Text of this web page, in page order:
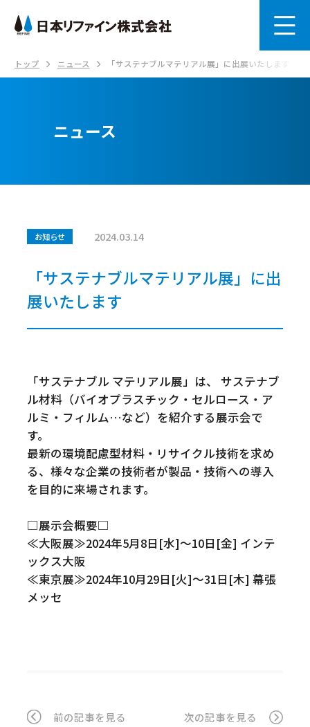
トップ ニュース 「サステナブルマテリアル展」に出展いたします
ニュース
お知らせ 2024.03.14
「サステナブルマテリアル展」に出
展いたします
「サステナブル マテリアル展」は、 サステナブ
ル材料（バイオプラスチック・セルロース・ア
ルミ・フィルム…など）を紹介する展示会で
す。
最新の環境配慮型材料・リサイクル技術を求め
る、様々な企業の技術者が製品・技術への導入
を目的に来場されます。
□展示会概要□
≪大阪展≫2024年5月8日[水]～10日[金] インテ
ックス大阪
≪東京展≫2024年10月29日[火]～31日[木] 幕張
メッセ
前の記事を見る 次の記事を見る